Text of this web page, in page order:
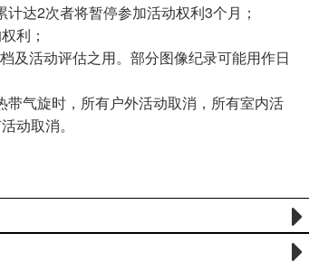
达2次者将暂停参加活动权利3个月；
利；
及活动评估之用。部分图像纪录可能用作日
气旋时，所有户外活动取消，所有室内活
动取消。